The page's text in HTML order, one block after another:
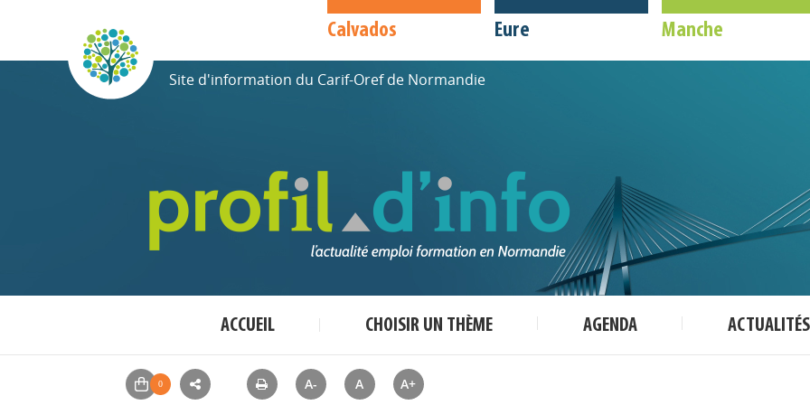
Calvados Eure Manche
Site d'information du Carif-Oref de Normandie
ACCUEIL CHOISIR UN THÈME AGENDA ACTUALITÉS
A- A A+